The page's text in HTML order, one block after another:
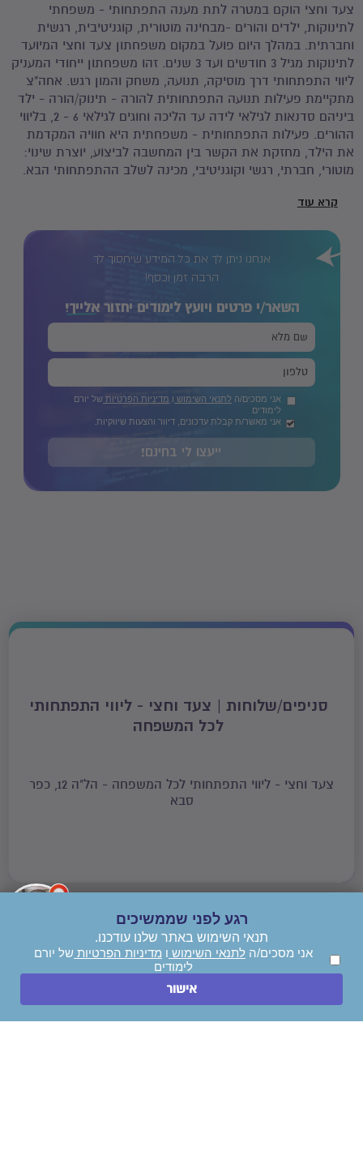
צעד וחצי הוקם במטרה לתת מענה התפתחותי - משפחתי
לתינוקות, ילדים והורים -מבחינה מוטורית, קוגניטיבית, רגשית
וחברתית. במהלך היום פועל במקום משפחתון צעד וחצי המיועד
לתינוקות מגיל 3 חודשים ועד 3 שנים. זהו משפחתון ייחודי המעניק
ליווי התפתחותי דרך מוסיקה, תנועה, משחק והמון רגש. אחה"צ
מתקיימת פעילות תנועה התפתחותית להורה - תינוק/הורה - ילד
ביניהם סדנאות לגילאי לידה עד הליכה וחוגים לגילאי 6 - 2, בליווי
ההורים. פעילות התפתחותית - משפחתית היא חוויה המקדמת
את הילד, מחזקת את הקשר בין המחשבה לביצוע, יוצרת שינוי:
מוטורי, חברתי, רגשי וקוגניטיבי, מכינה לשלב ההתפתחותי הבא.
יוצרת שינויים חיוביים אצל כל המשפחה ומעצימה את הקשרים
6 תינוקות /ילדים והוריהם, באווירה ביתית, מפרגנת, רגועה ועם
יחס חם ואישי.
קרא עוד
אנחנו ניתן לך את כל המידע שיחסוך לך
הרבה זמן וכסף!
השאר/י פרטים ויועץ לימודים יחזוראלייך!
אני מסכים/ה לתנאי השימוש ו מדיניות הפרטיות של יורם
לימודים
אני מאשר/ת קבלת עדכונים, דיוור והצעות שיווקיות.
ייעצו לי בחינם!
סניפים/שלוחות | צעד וחצי - ליווי התפתחותי
לכל המשפחה
צעד וחצי - ליווי התפתחותי לכל המשפחה - הל"ה 12, כפר
סבא
השאר/י פרטים ויועץ לימודים יחזור
אני מסכים/הלתנאי השימושומדיניות הפרטיותשל יורם לימודים
רגע לפני שממשיכים
תנאי השימוש באתר שלנו עודכנו.
אני מסכים/ה לתנאי השימוש ו מדיניות הפרטיות של יורם
לימודים
אישור